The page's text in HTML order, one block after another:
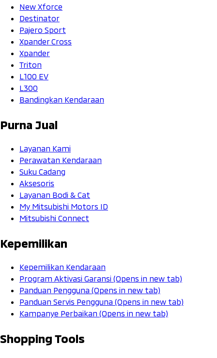
New Xforce
Destinator
Pajero Sport
Xpander Cross
Xpander
Triton
L100 EV
L300
Bandingkan Kendaraan
Purna Jual
Layanan Kami
Perawatan Kendaraan
Suku Cadang
Aksesoris
Layanan Bodi & Cat
My Mitsubishi Motors ID
Mitsubishi Connect
Kepemilikan
Kepemilikan Kendaraan
Program Aktivasi Garansi (Opens in new tab)
Panduan Pengguna (Opens in new tab)
Panduan Servis Pengguna (Opens in new tab)
Kampanye Perbaikan (Opens in new tab)
Shopping Tools